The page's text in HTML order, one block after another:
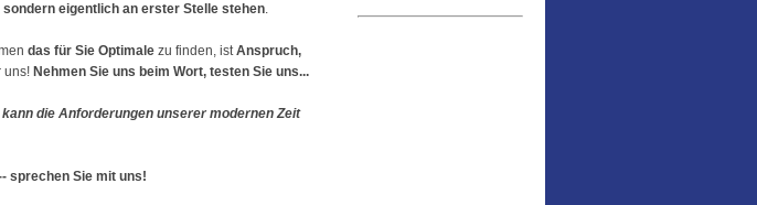
sondern eigentlich an erster Stelle stehen.
das für Sie Optimale zu finden, istAnspruch,
uns! Nehmen Sie uns beim Wort, testen Sie uns...
die Anforderungen unserer modernen Zeit
sprechen Sie mit uns!